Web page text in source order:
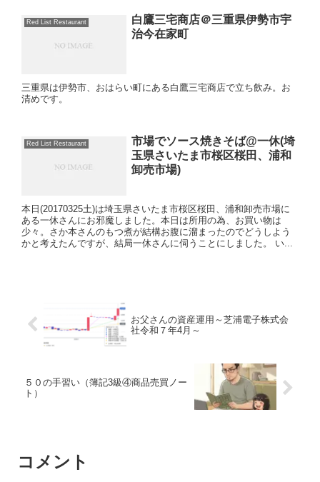
Red List Restaurant
白鷹三宅商店＠三重県伊勢市宇
治今在家町
三重県は伊勢市、おはらい町にある白鷹三宅商店で立ち飲み。お
清めです。
Red List Restaurant
市場でソース焼きそば@一休(埼
玉県さいたま市桜区桜田、浦和
卸売市場)
本日(20170325土)は埼玉県さいたま市桜区桜田、浦和卸売市場に
ある一休さんにお邪魔しました。本日は所用の為、お買い物は
少々。さか本さんのもつ煮が結構お腹に溜まったのでどうしよう
かと考えたんですが、結局一休さんに伺うことにしました。 い...
お父さんの資産運用～芝浦電子株式会
社令和７年4月～
５０の手習い（簿記3級④商品売買ノー
ト）
コメント